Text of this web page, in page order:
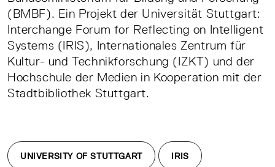
(BMBF). Ein Projekt der Universität Stuttgart:
Interchange Forum for Reflecting on Intelligent
Systems (IRIS), Internationales Zentrum für
Kultur- und Technikforschung (IZKT) und der
Hochschule der Medien in Kooperation mit der
Stadtbibliothek Stuttgart.
UNIVERSITY OF STUTTGART IRIS